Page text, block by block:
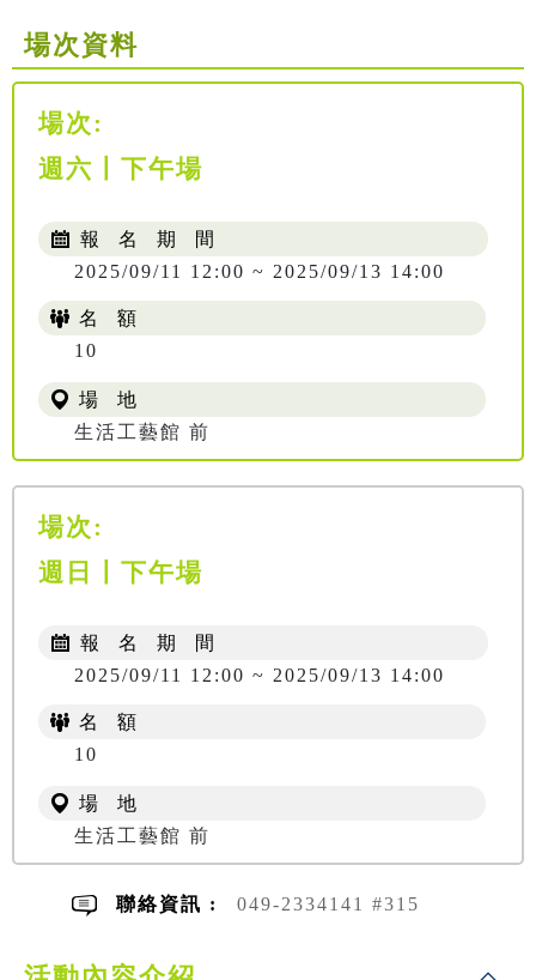
場次資料
場次:
週六〡下午場
報 名 期 間
2025/09/11 12:00 ~ 2025/09/13 14:00
名 額
10
場 地
生活工藝館 前
場次:
週日〡下午場
報 名 期 間
2025/09/11 12:00 ~ 2025/09/13 14:00
名 額
10
場 地
生活工藝館 前
聯絡資訊 : 049-2334141 #315